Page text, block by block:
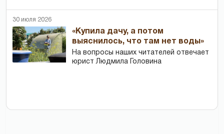
30 июля 2026
«Купила дачу, а потом
выяснилось, что там нет воды»
На вопросы наших читателей отвечает
юрист Людмила Головина